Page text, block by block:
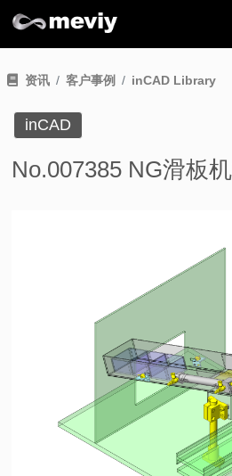
资讯 客户事例 inCAD Library
inCAD
No.007385 NG滑板